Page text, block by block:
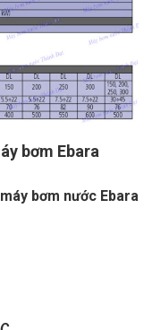
bơm Ebara
bơm nước Ebara